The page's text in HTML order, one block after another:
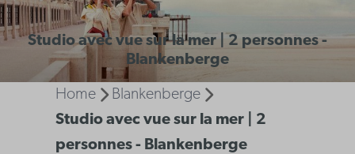
Studio avec vue sur la mer | 2 personnes -
Blankenberge
Home
Blankenberge
Studio avec vue sur la mer | 2
personnes - Blankenberge